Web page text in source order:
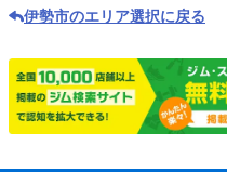
伊勢市のエリア選択に戻る